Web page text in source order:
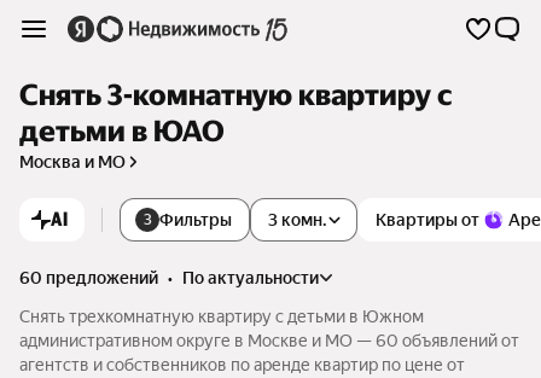
Снять 3-комнатную квартиру с
детьми в ЮАО
Москва и МО
AI 3 Фильтры Квартиры от
3 комн.
60 предложений •
по актуальности
Снять трехкомнатную квартиру с детьми в Южном
административном округе в Москве и МО — 60 объявлений от
агентств и собственников по аренде квартир по цене от